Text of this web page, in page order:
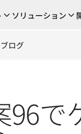
主要なユースケース
to DeepL
：あらゆるチーム
voice demo
ソリューション
ログ
96で